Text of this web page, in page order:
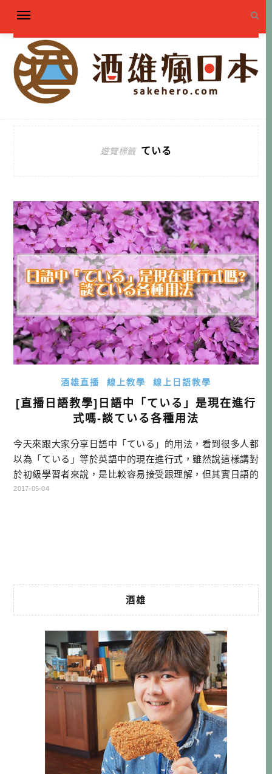
遊覽標籤 ている
酒雄直播 線上教學 線上日語教學
[直播日語教學]日語中「ている」是現在進行
式嗎-談ている各種用法
今天來跟大家分享日語中「ている」的用法，看到很多人都
以為「ている」等於英語中的現在進行式，雖然說這樣講對
於初級學習者來說，是比較容易接受跟理解，但其實日語的
「ている」用途更廣，如果單單只用進行式去理解，我覺得
2017-05-04
酒雄